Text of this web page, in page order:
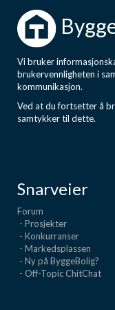
Boligmappa+
Få mer ut av
Vi bruker
brukervennligheten i
kommunikasjon.
Ved at du fortsetter å
samtykker til dette.
Snarveier
Forum
- Prosjekter
- Konkurranser
- Markedsplassen
- Ny på ByggeBolig?
- Off-Topic ChitChat